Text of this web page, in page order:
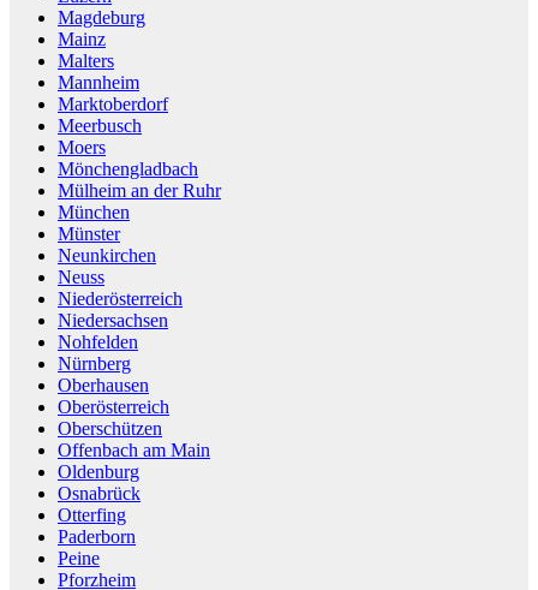
Magdeburg
Mainz
Malters
Mannheim
Marktoberdorf
Meerbusch
Moers
Mönchengladbach
Mülheim an der Ruhr
München
Münster
Neunkirchen
Neuss
Niederösterreich
Niedersachsen
Nohfelden
Nürnberg
Oberhausen
Oberösterreich
Oberschützen
Offenbach am Main
Oldenburg
Osnabrück
Otterfing
Paderborn
Peine
Pforzheim